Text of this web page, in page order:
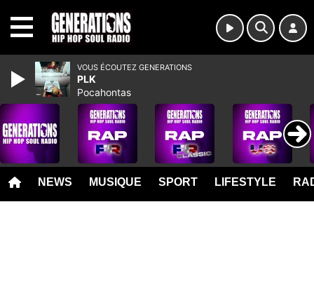
NEWS MUSIQUE SPORT LIFESTYLE
VOUS ÉCOUTEZ GENERATIONS
PLK
Pocahontas